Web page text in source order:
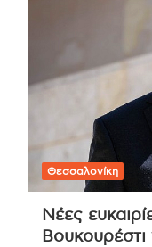
Θεσσαλονίκη
Νέες
Βουκουρέστι